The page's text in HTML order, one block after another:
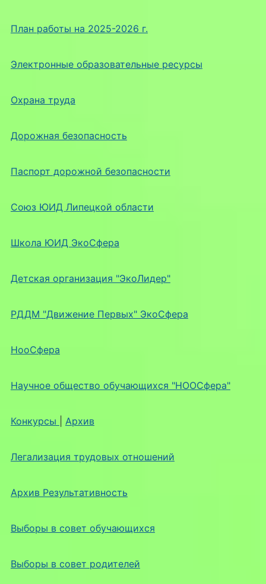
План работы на 2025-2026 г.
Электронные образовательные ресурсы
Охрана труда
Дорожная безопасность
Паспорт дорожной безопасности
Союз ЮИД Липецкой области
Школа ЮИД ЭкоСфера
Детская организация "ЭкоЛидер"
РДДМ "Движение Первых" ЭкоСфера
НооСфера
Научное общество обучающихся "НООСфера"
Конкурсы Архив
Легализация трудовых отношений
Архив Результативность
Выборы в совет обучающихся
Выборы в совет родителей